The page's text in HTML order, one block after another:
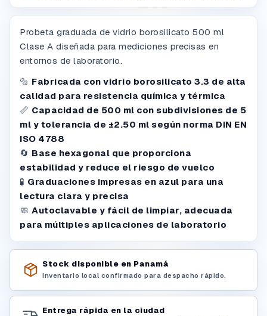
Probeta graduada de vidrio borosilicato 500 ml
Clase A diseñada para mediciones precisas en
entornos de laboratorio.
🔩 Fabricada con vidrio borosilicato 3.3 de alta
calidad para resistencia química y térmica
📏 Capacidad de 500 ml con subdivisiones de 5
ml y tolerancia de ±2.50 ml según norma DIN EN
ISO 4788
🔄 Base hexagonal que proporciona
estabilidad y reduce el riesgo de vuelco
🧪 Graduaciones impresas en azul para una
lectura clara y precisa
🧼 Autoclavable y fácil de limpiar, adecuada
para múltiples aplicaciones de laboratorio
Stock disponible en Panamá
Inventario local confirmado para despacho rápido.
Entrega rápida en la ciudad